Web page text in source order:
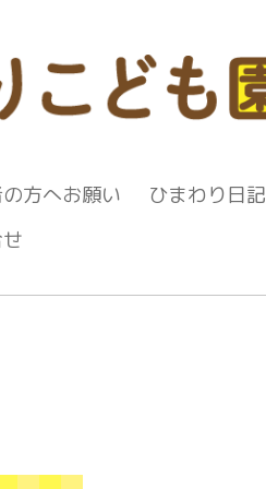
方へお願い
ひまわり日記